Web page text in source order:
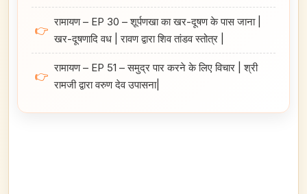
👉
रामायण – EP 30 – शूर्पणखा का खर-दूषण के पास जाना |
खर-दूषणादि वध | रावण द्वारा शिव तांडव स्तोत्र |
👉
रामायण – EP 51 – समुद्र पार करने के लिए विचार | श्री
रामजी द्वारा वरुण देव उपासना|